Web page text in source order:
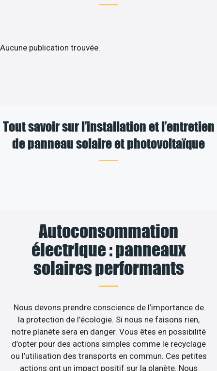
Aucune publication trouvée.
Tout savoir sur l’installation et l’entretien
de panneau solaire et photovoltaïque
Autoconsommation
électrique : panneaux
solaires performants
Nous devons prendre conscience de l’importance de
la protection de l’écologie. Si nous ne faisons rien,
notre planète sera en danger. Vous êtes en possibilité
d’opter pour des actions simples comme le recyclage
ou l’utilisation des transports en commun. Ces petites
actions ont un impact positif sur la planète. Nous